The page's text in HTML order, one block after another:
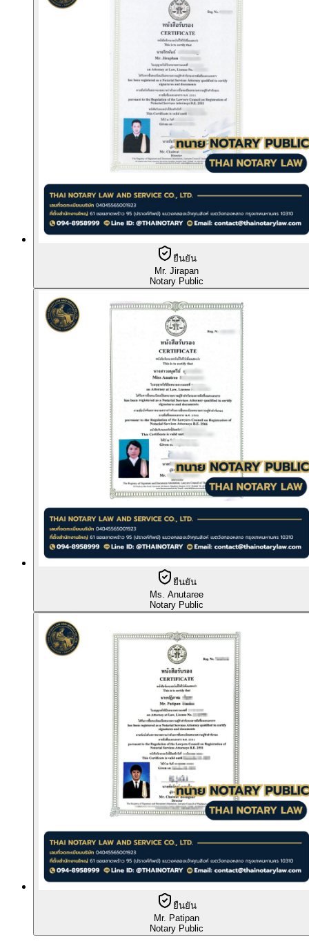
ยืนยัน
Mr. Jirapan
Notary Public
ยืนยัน
Ms. Anutaree
Notary Public
ยืนยัน
Mr. Patipan
Notary Public